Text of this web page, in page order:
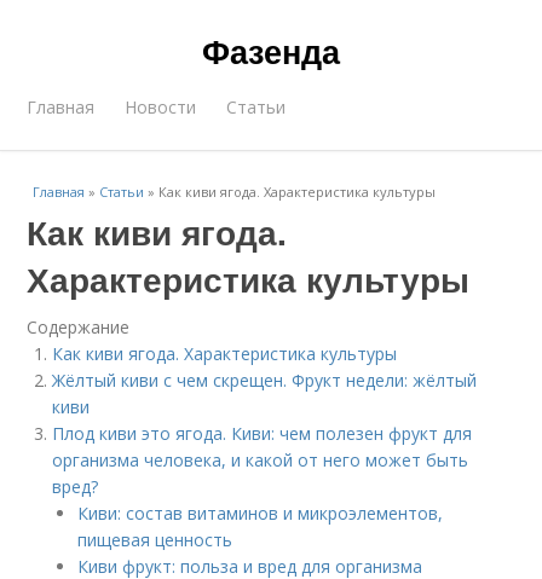
Фазенда
Главная Новости Статьи
Главная » Статьи » Как киви ягода. Характеристика культуры
Как киви ягода.
Характеристика культуры
Содержание
Как киви ягода. Характеристика культуры
Жёлтый киви с чем скрещен. Фрукт недели: жёлтый
киви
Плод киви это ягода. Киви: чем полезен фрукт для
организма человека, и какой от него может быть
вред?
Киви: состав витаминов и микроэлементов,
пищевая ценность
Киви фрукт: польза и вред для организма